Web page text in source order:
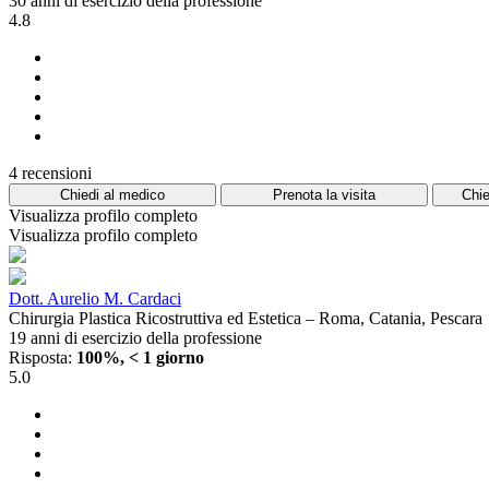
4.8
4 recensioni
Chiedi al medico Prenota la visita
Visualizza profilo completo
Visualizza profilo completo
Dott. Aurelio M. Cardaci
Chirurgia Plastica Ricostruttiva ed Estetica – Roma, Catania, Pescara
19 anni di esercizio della professione
Risposta: 100%, < 1 giorno
5.0